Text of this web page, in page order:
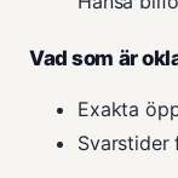
Vad som är
Exakta
Svarstider